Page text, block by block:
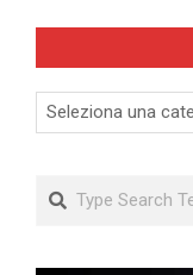
Categorie
Search